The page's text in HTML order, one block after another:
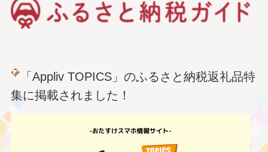
「Appliv TOPICS」のふるさと納税返礼品特
集に掲載されました！